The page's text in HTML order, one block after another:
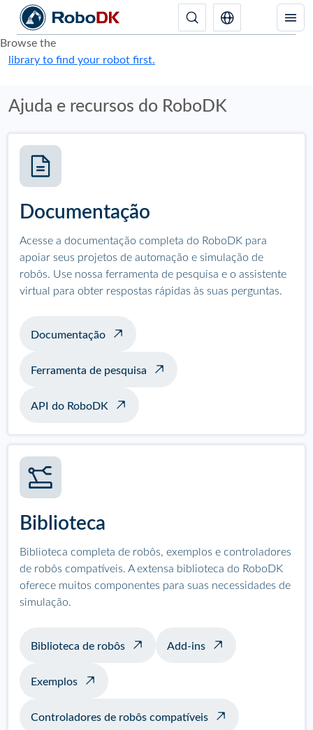
Browse the
library to find your robot first.
Ajuda e recursos do RoboDK
Documentação
Acesse a documentação completa do RoboDK para
apoiar seus projetos de automação e simulação de
robôs. Use nossa ferramenta de pesquisa e o assistente
virtual para obter respostas rápidas às suas perguntas.
Documentação
Ferramenta de pesquisa
API do RoboDK
Biblioteca
Biblioteca completa de robôs, exemplos e controladores
de robôs compatíveis. A extensa biblioteca do RoboDK
oferece muitos componentes para suas necessidades de
simulação.
Biblioteca de robôs Add-ins
Exemplos
Controladores de robôs compatíveis